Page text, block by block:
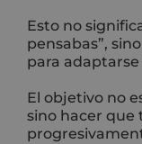
Esto no
pensabas”,
para
El objetivo no
sino hacer que